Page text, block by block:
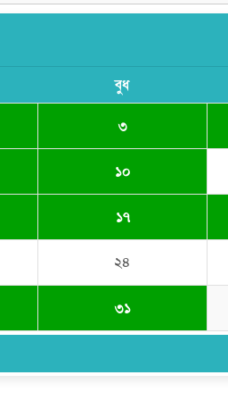
বুধ
৩
১০
১৭
২৪
৩১